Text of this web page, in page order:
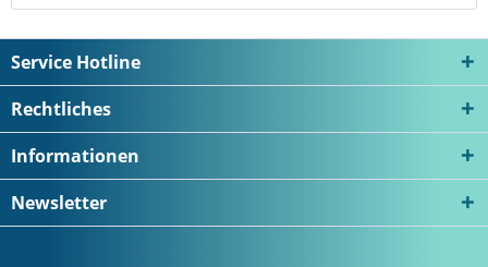
Service Hotline
Rechtliches
Informationen
Newsletter